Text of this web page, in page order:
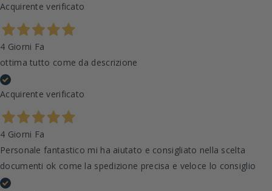
Acquirente verificato
4 Giorni Fa
ottima tutto come da descrizione
Acquirente verificato
4 Giorni Fa
Personale fantastico mi ha aiutato e consigliato nella scelta
documenti ok come la spedizione precisa e veloce lo consiglio